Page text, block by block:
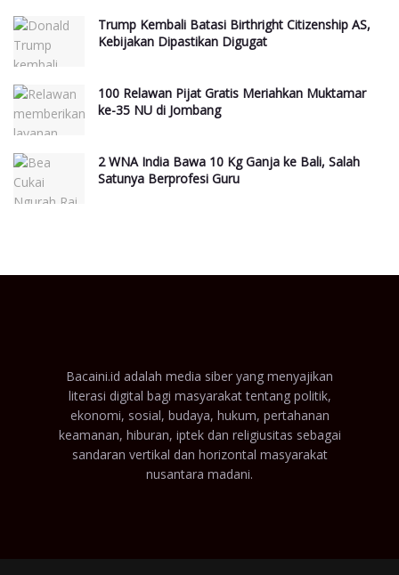
Trump Kembali Batasi Birthright Citizenship AS,
Kebijakan Dipastikan Digugat
100 Relawan Pijat Gratis Meriahkan Muktamar
ke-35 NU di Jombang
2 WNA India Bawa 10 Kg Ganja ke Bali, Salah
Satunya Berprofesi Guru
Bacaini.id adalah media siber yang menyajikan
literasi digital bagi masyarakat tentang politik,
ekonomi, sosial, budaya, hukum, pertahanan
keamanan, hiburan, iptek dan religiusitas sebagai
sandaran vertikal dan horizontal masyarakat
nusantara madani.